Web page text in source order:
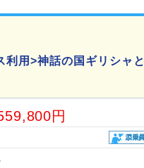
用>神話の国ギリシャと
円